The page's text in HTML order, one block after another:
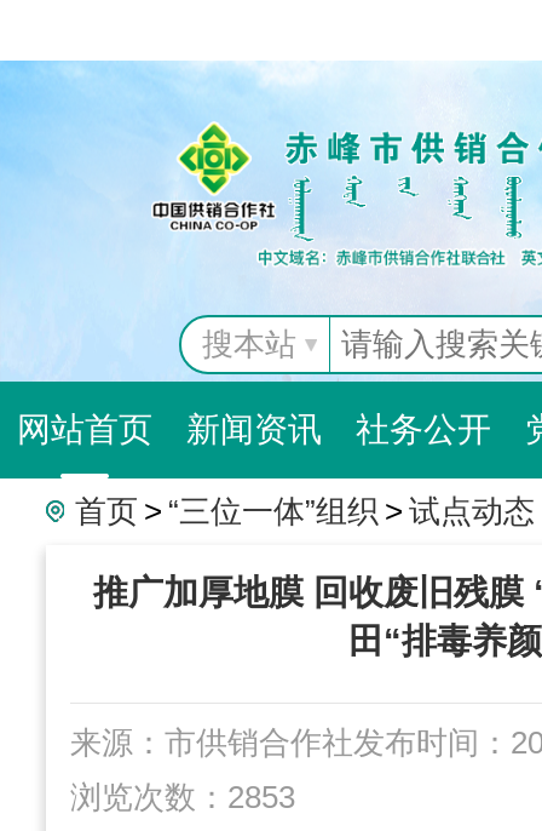
搜本站
网站首页 新闻资讯 社务公开
“三位一体”组织社办企业 互动交流
首页 > “三位一体”组织 > 试点动态
推广加厚地膜 回收废旧残膜
田“排毒养
来源：市供销合作社发布时间：
浏览次数：2853